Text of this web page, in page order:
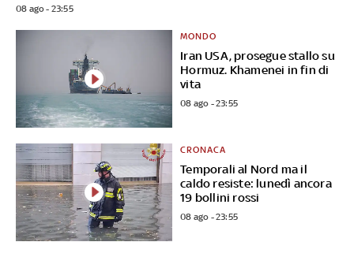
08 ago - 23:55
Iran USA, prosegue stallo su
Hormuz. Khamenei in fin di
vita
MONDO
08 ago - 23:55
Temporali al Nord ma il
caldo resiste: lunedì ancora
19 bollini rossi
CRONACA
08 ago - 23:55